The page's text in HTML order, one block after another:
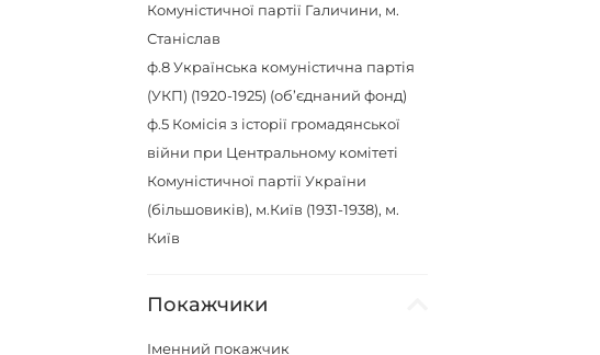
Комуністичної партії Галичини, м.
Станіслав
ф.8Українська комуністична партія
(УКП) (1920-1925) (об’єднаний фонд)
ф.5 Комісія з історії громадянської
війни при Центральному комітеті
Комуністичної партії України
(більшовиків), м.Київ (1931-1938), м.
Київ
Покажчики
Іменний покажчик